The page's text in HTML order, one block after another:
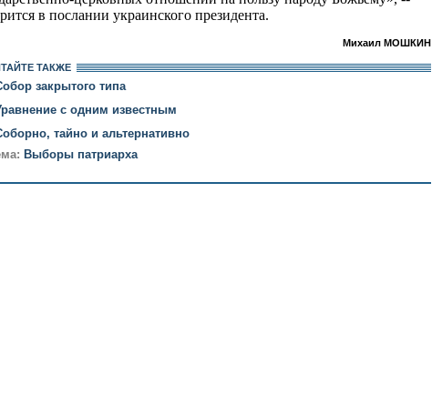
в послании украинского президента.
Михаил МОШКИН
ТАКЖЕ
закрытого типа
с одним известным
тайно и альтернативно
Выборы патриарха